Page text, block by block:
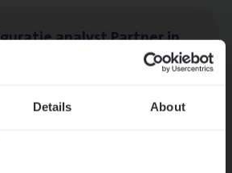
Details About
ana­lyst Part­ner in